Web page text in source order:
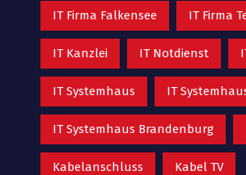
IT Firma Falkensee IT Firma
IT Kanzlei IT Notdienst
IT Systemhaus IT
IT Systemhaus Brandenburg
Kabelanschluss Kabel TV